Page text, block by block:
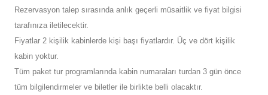
Rezervasyon talep sırasında anlık geçerli müsaitlik ve fiyat bilgisi
tarafınıza iletilecektir.
Fiyatlar 2 kişilik kabinlerde kişi başı fiyatlardır. Üç ve dört kişilik
kabin yoktur.
Tüm paket tur programlarında kabin numaraları turdan 3 gün önce
tüm bilgilendirmeler ve biletler ile birlikte belli olacaktır.